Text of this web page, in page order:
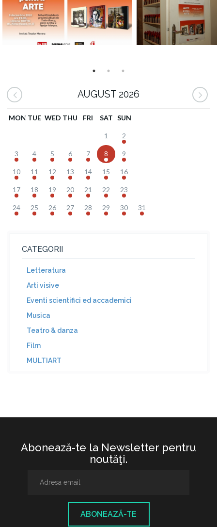
AUGUST 2026
MON TUE WED THU FRI SAT SUN
1 2
3 4 5 6 7 8 9
10 11 12 13 14 15 16
17 18 19 20 21 22 23
24 25 26 27 28 29 30 31
CATEGORII
Letteratura
Arti visive
Eventi scientifici ed accademici
Musica
Teatro & danza
Film
MULTIART
Abonează-te la Newsletter pentru
noutăţi.
ABONEAZĂ-TE